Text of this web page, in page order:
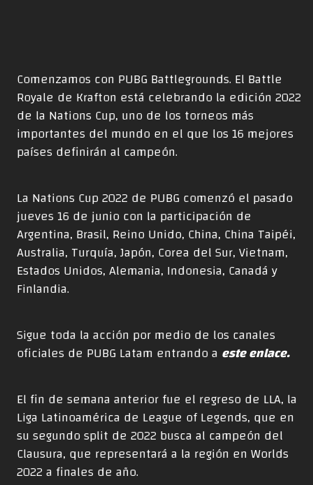
Comenzamos con PUBG Battlegrounds. El Battle
Royale de Krafton está celebrando la edición 2022
de la Nations Cup, uno de los torneos más
importantes del mundo en el que los 16 mejores
países definirán al campeón.
La Nations Cup 2022 de PUBG comenzó el pasado
jueves 16 de junio con la participación de
Argentina, Brasil, Reino Unido, China, China Taipéi,
Australia, Turquía, Japón, Corea del Sur, Vietnam,
Estados Unidos, Alemania, Indonesia, Canadá y
Finlandia.
Sigue toda la acción por medio de los canales
oficiales de PUBG Latam entrando a este enlace.
El fin de semana anterior fue el regreso de LLA, la
Liga Latinoamérica de League of Legends, que en
su segundo split de 2022 busca al campeón del
Clausura, que representará a la región en Worlds
2022 a finales de año.